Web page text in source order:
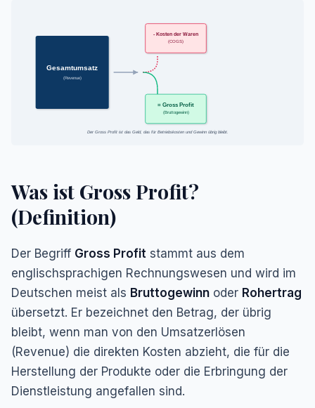
Gesamtumsatz
(Revenue)
- Kosten der Waren
(COGS)
= Gross Profit
(Bruttogewinn)
Der Gross Profit ist das Geld, das für Betriebskosten und Gewinn übrig bleibt.
Was ist Gross Profit?
(Definition)
Der Begriff Gross Profit stammt aus dem
englischsprachigen Rechnungswesen und wird im
Deutschen meist als Bruttogewinn oder Rohertrag
übersetzt. Er bezeichnet den Betrag, der übrig
bleibt, wenn man von den Umsatzerlösen
(Revenue) die direkten Kosten abzieht, die für die
Herstellung der Produkte oder die Erbringung der
Dienstleistung angefallen sind.